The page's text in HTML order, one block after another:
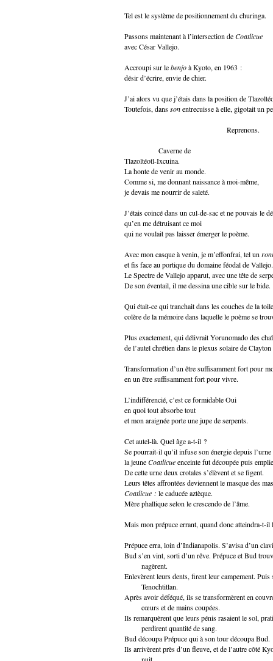
Tel est le système de positionnement du churinga.
Passons maintenant à l’intersection deCoatlicue
avec César Vallejo.
Accroupi sur lebenjoà Kyoto, en 1963 :
désir d’écrire, envie de chier.
J’ai alors vu que j’étais dans la position de
Toutefois, danssonentrecuisse à elle, gigotait un
Reprenons.
Caverne de
Tlazoltéotl-Ixcuina.
La honte de venir au monde.
Comme si, me donnant naissance à moi-même,
je devais me nourrir de saleté.
J’étais coincé dans un cul-de-sac et ne pouvais le
qu’en me détruisant ce moi
qui ne voulait pas laisser émerger le poème.
Avec mon casque à venin, je m’effonfrai, tel un
et fis face au portique du domaine féodal de Vallejo.
Le Spectre de Vallejo apparut, avec une tête de
De son éventail, il me dessina une cible sur le bide.
Qui était-ce qui tranchait dans les couches de la
colère de la mémoire dans laquelle le poème se
Plus exactement, qui délivrait Yorunomado des
de l’autel chrétien dans le plexus solaire de Clayton
Transformation d’un être suffisamment fort pour
en un être suffisamment fort pour vivre.
L’indifférencié, c’est ce formidable Oui
en quoi tout absorbe tout
et mon araignée porte une jupe de serpents.
Cet autel-là. Quel âge a-t-il ?
Se pourrait-il qu’il infuse son énergie depuis l’urne
la jeuneCoatlicueenceinte fut découpée puis
De cette urne deux crotales s’élèvent et se figent.
Leurs têtes affrontées deviennent le masque des
Coatlicue : le caducée aztèque.
Mère phallique selon le crescendo de l’âme.
Mais mon prépuce errant, quand donc atteindra-t-il
Prépuce erra, loin d’Indianapolis. S’avisa d’un
Bud s’en vint, sorti d’un rêve. Prépuce et Bud
nagèrent.
Enlevèrent leurs dents, firent leur campement. Puis
Tenochtitlan.
Après avoir déféqué, ils se transformèrent en
cœurs et de mains coupées.
Ils remarquèrent que leurs pénis rasaient le sol,
perdirent quantité de sang.
Bud découpa Prépuce qui à son tour découpa Bud.
Ils arrivèrent près d’un fleuve, et de l’autre côté